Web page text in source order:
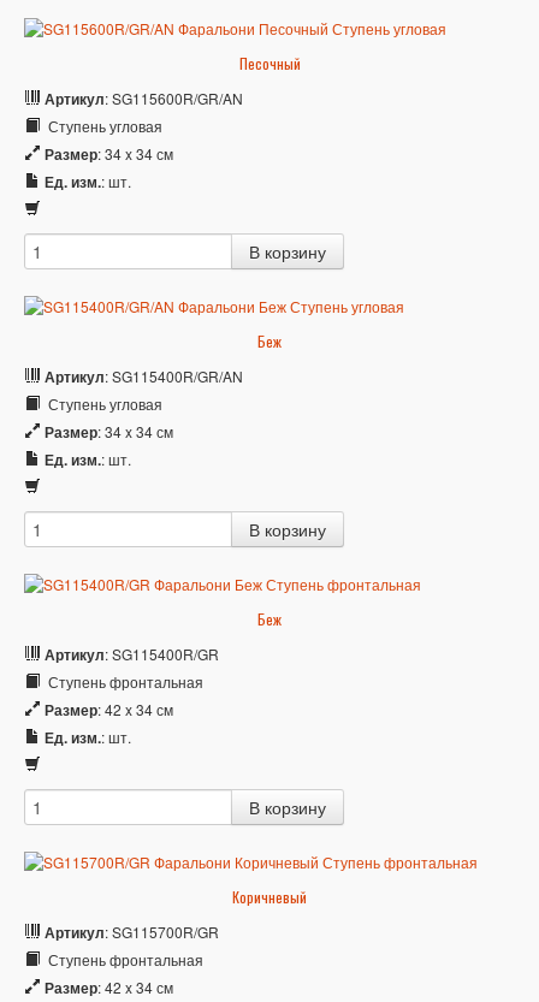
Песочный
Артикул: SG115600R/GR/AN
Ступень угловая
Размер: 34 x 34 см
Ед. изм.: шт.
Беж
Артикул: SG115400R/GR/AN
Ступень угловая
Размер: 34 x 34 см
Ед. изм.: шт.
Беж
Артикул: SG115400R/GR
Ступень фронтальная
Размер: 42 x 34 см
Ед. изм.: шт.
Коричневый
Артикул: SG115700R/GR
Ступень фронтальная
Размер: 42 x 34 см